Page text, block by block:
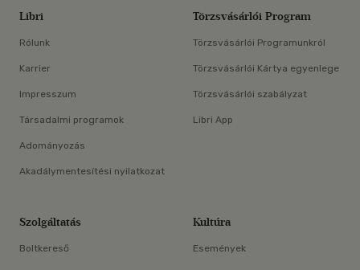
Libri
Rólunk
Karrier
Impresszum
Társadalmi programok
Adományozás
Akadálymentesítési nyilatkozat
Törzsvásárlói Program
Törzsvásárlói Programunkról
Törzsvásárlói Kártya egyenlege
Törzsvásárlói szabályzat
Libri App
Szolgáltatás
Boltkereső
Kultúra
Események